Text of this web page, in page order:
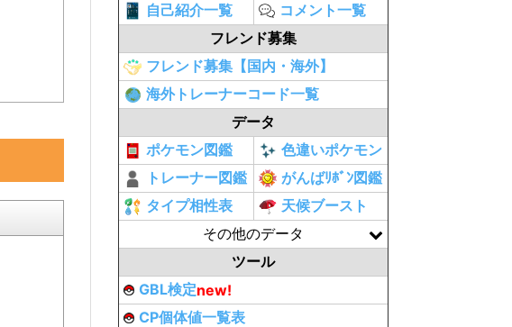
自己紹介一覧
コメント一覧
フレンド募集
フレンド募集【国内・海外】
海外トレーナーコード一覧
データ
ポケモン図鑑
色違いポケモン
トレーナー図鑑
がんばﾘﾎﾞﾝ図鑑
タイプ相性表
天候ブースト
その他のデータ
ツール
GBL検定new!
CP個体値一覧表